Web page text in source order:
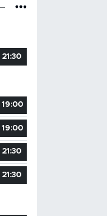
21:30
19:00
19:00
21:30
21:30